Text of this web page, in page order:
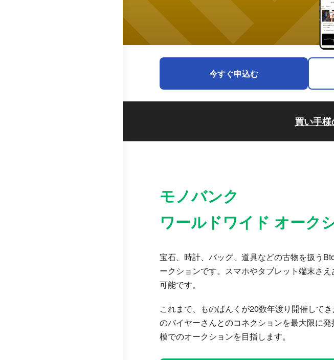
今すぐ申込む
買い手
モノバンク
ワールドワイド オーク
宝石、時計、バッグ、道具などの古物を扱う
ークションです。スマホやタブレット端末さ
可能です。
これまで、ものばんくが20数年渡り開催して
のバイヤーさんとのコネクションを最大限に
模でのオークションを目指します。